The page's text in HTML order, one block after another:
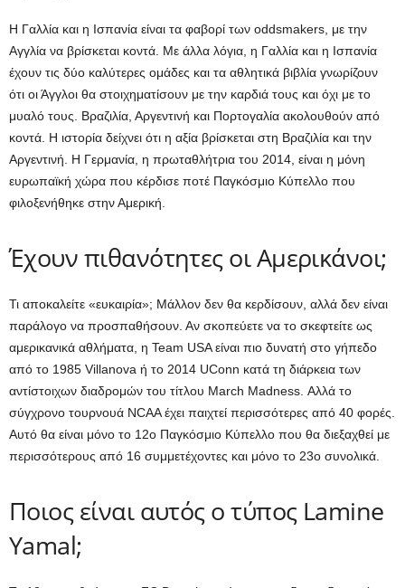
Η Γαλλία και η Ισπανία είναι τα φαβορί των oddsmakers, με την
Αγγλία να βρίσκεται κοντά. Με άλλα λόγια, η Γαλλία και η Ισπανία
έχουν τις δύο καλύτερες ομάδες και τα αθλητικά βιβλία γνωρίζουν
ότι οι Άγγλοι θα στοιχηματίσουν με την καρδιά τους και όχι με το
μυαλό τους. Βραζιλία, Αργεντινή και Πορτογαλία ακολουθούν από
κοντά. Η ιστορία δείχνει ότι η αξία βρίσκεται στη Βραζιλία και την
Αργεντινή. Η Γερμανία, η πρωταθλήτρια του 2014, είναι η μόνη
ευρωπαϊκή χώρα που κέρδισε ποτέ Παγκόσμιο Κύπελλο που
φιλοξενήθηκε στην Αμερική.
Έχουν πιθανότητες οι Αμερικάνοι;
Τι αποκαλείτε «ευκαιρία»; Μάλλον δεν θα κερδίσουν, αλλά δεν είναι
παράλογο να προσπαθήσουν. Αν σκοπεύετε να το σκεφτείτε ως
αμερικανικά αθλήματα, η Team USA είναι πιο δυνατή στο γήπεδο
από το 1985 Villanova ή το 2014 UConn κατά τη διάρκεια των
αντίστοιχων διαδρομών του τίτλου March Madness. Αλλά το
σύγχρονο τουρνουά NCAA έχει παιχτεί περισσότερες από 40 φορές.
Αυτό θα είναι μόνο το 12ο Παγκόσμιο Κύπελλο που θα διεξαχθεί με
περισσότερους από 16 συμμετέχοντες και μόνο το 23ο συνολικά.
Ποιος είναι αυτός ο τύπος Lamine
Yamal;